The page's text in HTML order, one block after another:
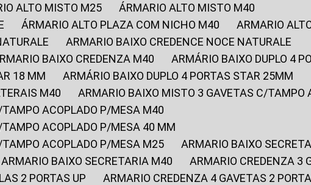
ALTO MISTO M25
ÁRMARIO ALTO MISTO M40
ÁRMARIO ALTO PLAZA COM NICHO M40
ARMARIO
ARMARIO BAIXO CREDENCE NOCE NATURALE
ARMARIO BAIXO CREDENZA M40
ARMÁRIO BAIXO DUPLO 4
18 MM
ARMÁRIO BAIXO DUPLO 4 PORTAS STAR 25MM
M40
ARMARIO BAIXO MISTO 3 GAVETAS C/
TAMPO ACOPLADO P/MESA M40
TAMPO ACOPLADO P/MESA 40 MM
TAMPO ACOPLADO P/MESA M25
ARMARIO BAIXO
ARMARIO BAIXO SECRETARIA M40
ARMARIO CREDENZA 3
2 PORTAS UP
ARMARIO CREDENZA 4 GAVETAS 2